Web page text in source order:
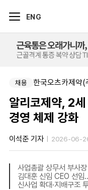
ENG
채용
알리코제약, 2
경영 체제 강화
이석준 기자 2026-06-
사업총괄 상무서 부사
김대훈 신임 CEO 선
신사업 확대·지배구조